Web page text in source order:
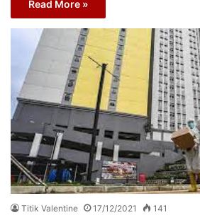
Read More »
Titik Valentine 17/12/2021 141